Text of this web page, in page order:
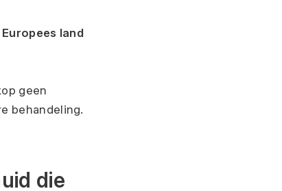
land
geen
behandeling.
die